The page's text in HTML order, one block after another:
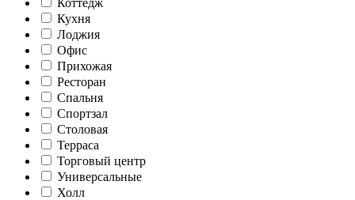
Кухня
Лоджия
Офис
Прихожая
Ресторан
Спальня
Спортзал
Столовая
Терраса
Торговый центр
Универсальные
Холл